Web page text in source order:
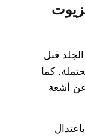
قبل
كما
أشعة